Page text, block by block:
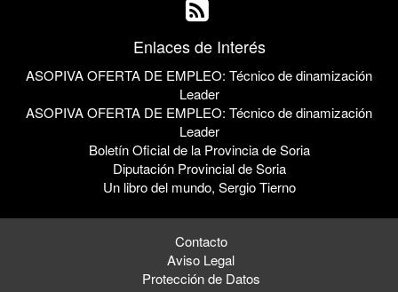
Enlaces de Interés
ASOPIVA OFERTA DE EMPLEO: Técnico de dinamización
Leader
ASOPIVA OFERTA DE EMPLEO: Técnico de dinamización
Leader
Boletín Oficial de la Provincia de Soria
Diputación Provincial de Soria
Un libro del mundo, Sergio Tierno
Contacto
Aviso Legal
Protección de Datos